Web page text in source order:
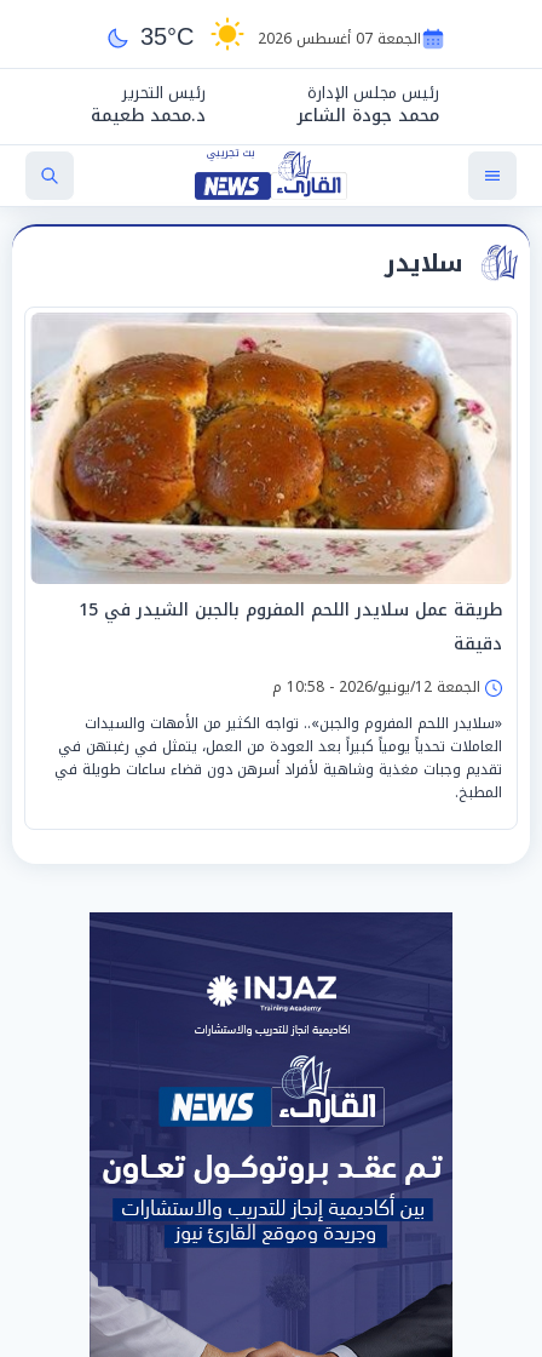
الجمعة 07 أغسطس 2026 35°C
رئيس مجلس الإدارة
محمد جودة الشاعر
رئيس التحرير
د.محمد طعيمة
سلايدر
طريقة عمل سلايدر اللحم المفروم بالجبن الشيدر في 15
دقيقة
الجمعة 12/يونيو/2026 - 10:58 م
«سلايدر اللحم المفروم والجبن».. تواجه الكثير من الأمهات والسيدات
العاملات تحدياً يومياً كبيراً بعد العودة من العمل، يتمثل في رغبتهن في
تقديم وجبات مغذية وشاهية لأفراد أسرهن دون قضاء ساعات طويلة في
المطبخ.